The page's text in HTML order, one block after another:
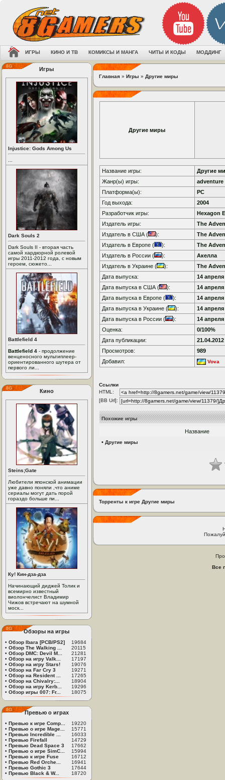
ИГРЫ КИНО И ТВ КОМИКСЫ И МАНГА ЧИТЫ И КОДЫ МОДДИНГ
Игры
Injustice: Gods Among Us
Dark Souls 2
Dark Souls II - вторая часть
самой хардкорной ролевой
игры 2011-2012 года, с новым
героем, сюжето...
Battlefield 4
Battlefield 4 - продолжение
венценосного мультиплеер-
ориентированного шутера от
первого ли...
Кино
Steins;Gate
Любители японской анимации
уже давно поняли ,что аниме
сериалы могут дать порой
гораздо больше пи...
Ку! Кин-дза-дза
Начинающий диджей Толик и
всемирно известный
виолончелист Владимир
Чижов встречают на шумной
моск...
Обзоры на игры
• Обзор Ibara [PCB/PS2]
19684
• Обзор The Walking ...
20115
• Обзор DMC: Devil M...
21281
• Обзор на игру Valk...
17197
• Обзор на игру Stars!
19076
• Обзор на Far Cry 3
19271
• Обзор на Resident ...
17265
• Обзор на Chivalry:...
18904
• Обзор на игру Kerb...
19296
• Обзор игры 007: Fr... 18075
Превью о играх
• Превью к игре Comp...
19220
• Превью о игре Mage...
15771
• Превью Incredible ...
16033
• Превью Firefall
14729
• Превью Dead Space 3
17662
• Превью о игре SimC...
15994
• Превью к игре Fuse
16712
• Превью Red Orche...
16941
• Превью Gothic 3
17644
• Превью Black & W... 18720
Главная » Игры » Другие миры
Другие миры
Название игры:
Другие
Жанр(ы) игры:
adventure
Платформа(ы):
PC
Год выхода:
2004
Разработчик игры:
Hexagon
Издатель игры:
The
Издатель в США (
):
The
Издатель в Европе (
):
The
Издатель в России (
):
Акелла
Издатель в Украине (
):
The
Дата выпуска:
14 апреля
Дата выпуска в США (
):
14 апреля
Дата выпуска в Европе (
):
14 апреля
Дата выпуска в Украине (
):
14 апреля
Дата выпуска в России (
):
14 апреля
Оценка:
0/100%
Дата публикации:
21.04.2012
Просмотров:
989
Добавил:
Vova
Ссылки
HTML:
[BB Url]:
Похожие игры
Название
• Другие миры
Торренты к игре Другие миры
Все